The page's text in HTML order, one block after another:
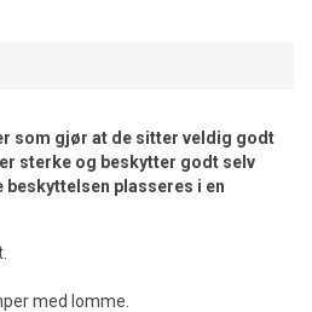
som gjør at de sitter veldig godt
sterke og beskytter godt selv
beskyttelsen plasseres i en
med lomme.